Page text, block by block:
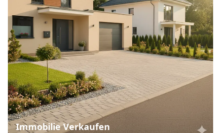
Immobilie Verkaufen